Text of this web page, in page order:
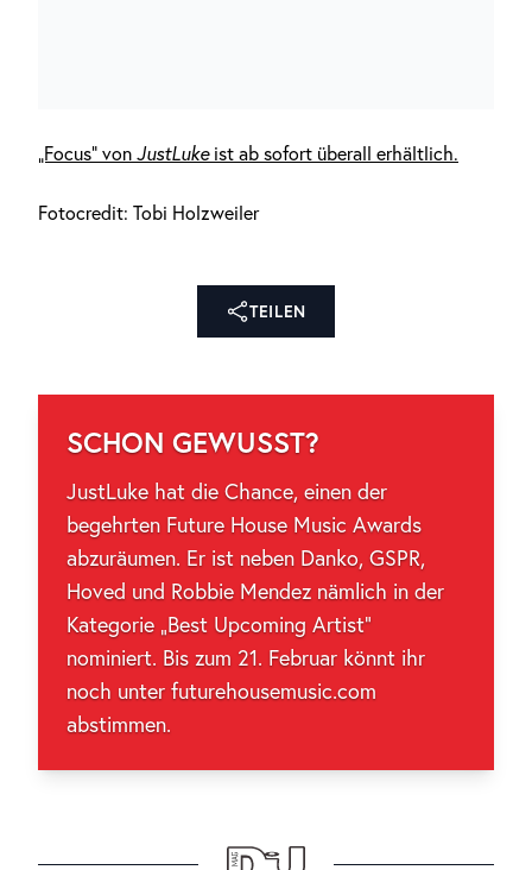
„Focus“ von JustLuke ist ab sofort überall erhältlich.
Fotocredit: Tobi Holzweiler
TEILEN
SCHON GEWUSST?
JustLuke hat die Chance, einen der
begehrten Future House Music Awards
abzuräumen. Er ist neben Danko, GSPR,
Hoved und Robbie Mendez nämlich in der
Kategorie „Best Upcoming Artist“
nominiert. Bis zum 21. Februar könnt ihr
noch unter futurehousemusic.com
abstimmen.